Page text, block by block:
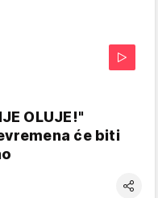
OLUJE!"
će biti